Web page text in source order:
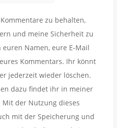
zu behalten,
und meine Sicherheit zu
Namen, eure E-Mail
Kommentars. Ihr könnt
jederzeit wieder löschen.
dazu findet ihr in meiner
Mit der Nutzung dieses
mit der Speicherung und